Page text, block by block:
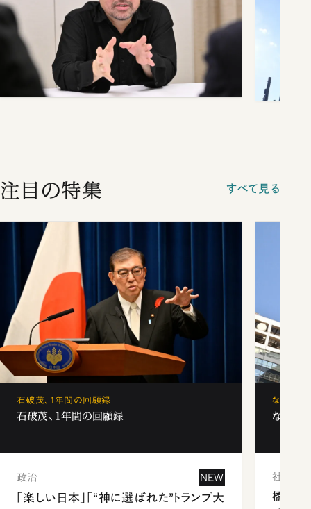
注目の特集 すべて見る
石破茂、1年間の回顧録
石破茂、1年間の回顧録
政治 NEW
「楽しい日本」「“神に選ばれた”トランプ大
なぜ「フ
なぜ「
社会
橋本愛